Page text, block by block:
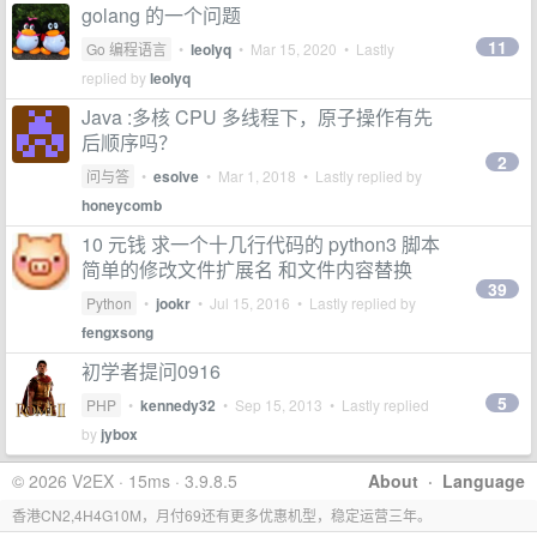
golang 的一个问题
Go 编程语言 • leolyq • Mar 15, 2020 • Lastly
replied byleolyq
11
Java :多核 CPU 多线程下，原子操作有先
后顺序吗？
问与答 • esolve • Mar 1, 2018 • Lastly replied by
honeycomb
2
10 元钱 求一个十几行代码的 python3 脚本
简单的修改文件扩展名 和文件内容替换
Python • jookr • Jul 15, 2016 • Lastly replied by
fengxsong
39
初学者提问0916
PHP • kennedy32 • Sep 15, 2013 • Lastly replied
by jybox
5
About · Language
© 2026 V2EX · 15ms · 3.9.8.5
香港CN2,4H4G10M，月付69还有更多优惠机型，稳定运营三年。